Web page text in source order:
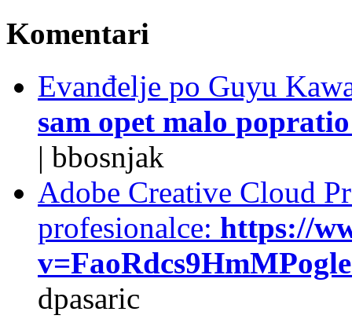
Komentari
Evanđelje po Guyu
sam opet malo
| bbosnjak
Adobe Creative Cloud
profesionalce: https://
dpasaric